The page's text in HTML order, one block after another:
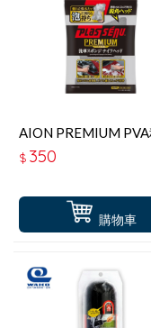
購物車
AION PREMIUM
造型洗車綿 714-GY
$ 350